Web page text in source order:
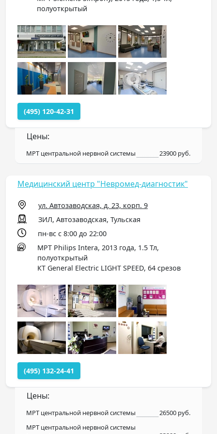
полуоткрытый
(495) 120-42-31
Цены:
МРТ центральной нервной системы 23900 руб.
Медицинский центр "Невромед-диагностик"
ул. Автозаводская, д. 23, корп. 9
ЗИЛ, Автозаводская, Тульская
пн-вс с 8:00 до 22:00
МРТ Philips Intera, 2013 года, 1.5 Тл,
полуоткрытый
КТ General Electric LIGHT SPEED, 64 срезов
(495) 132-24-41
Цены:
МРТ центральной нервной системы
26500 руб.
МРТ центральной нервной системы